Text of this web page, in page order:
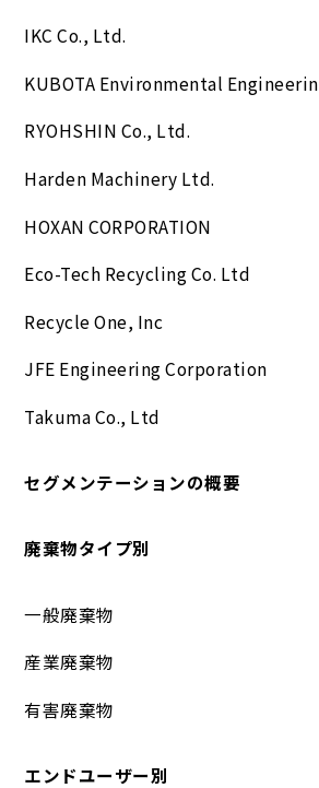
IKC Co., Ltd.
KUBOTA Environmental
RYOHSHIN Co., Ltd.
Harden Machinery Ltd.
HOXAN CORPORATION
Eco-Tech Recycling Co. Ltd
Recycle One, Inc
JFE Engineering Corporation
Takuma Co., Ltd
セグメンテーションの概要
廃棄物タイプ別
一般廃棄物
産業廃棄物
有害廃棄物
エンドユーザー別